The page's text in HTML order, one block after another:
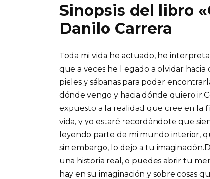
Sinopsis del libro
Danilo Carrera
Toda mi vida he actuado, he
que a veces he llegado a olvidar hacia
pieles y sábanas para poder
dónde vengo y hacia dónde quiero
expuesto a la realidad que cree en la
vida, y yo estaré recordándote que
leyendo parte de mi mundo interior,
sin embargo, lo dejo a tu
una historia real, o puedes abrir tu
hay en su imaginación y sobre cosas